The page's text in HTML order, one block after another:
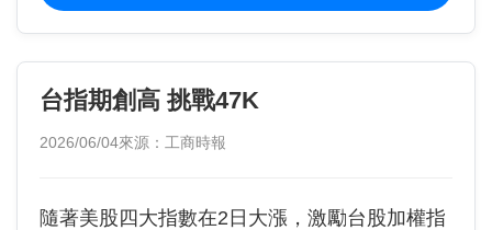
台指期創高 挑戰47K
2026/06/04來源：工商時報
隨著美股四大指數在2日大漲，激勵台股加權指